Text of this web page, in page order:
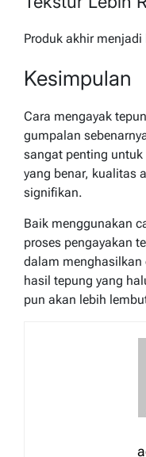
Produk akhir
Kesimpulan
Cara mengayak
gumpalan
sangat penting
yang benar, kualitas
signifikan.
Baik menggunakan
proses pengayakan
dalam menghasilkan
hasil tepung yang
pun akan lebih